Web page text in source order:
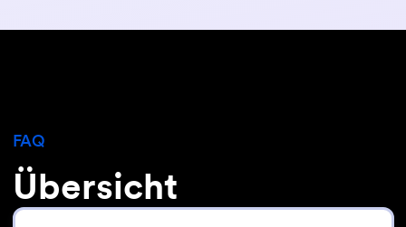
FAQ
Übersicht